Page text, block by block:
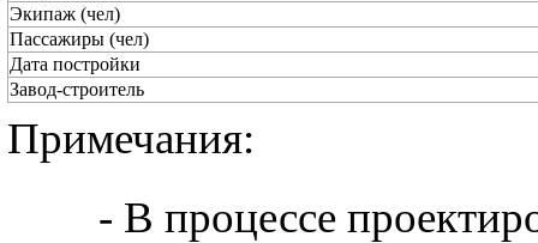
Экипаж (чел)
Пассажиры (чел)
Дата постройки
Завод-строитель
Примечания:
- В процессе